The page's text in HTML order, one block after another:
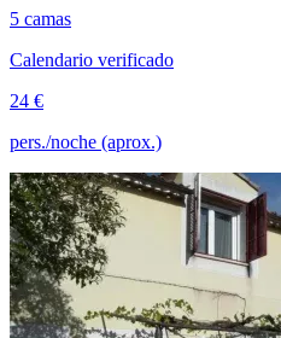
5 camas
Calendario verificado
24 €
pers./noche (aprox.)